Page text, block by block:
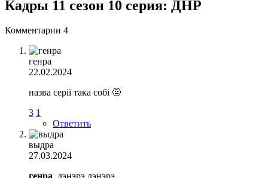
Кадры 11 сезон 10 серия: ДНР
Комментарии 4
генра
22.02.2024
назва серії така собі 🤨
3 1
Ответить
выдра
27.03.2024